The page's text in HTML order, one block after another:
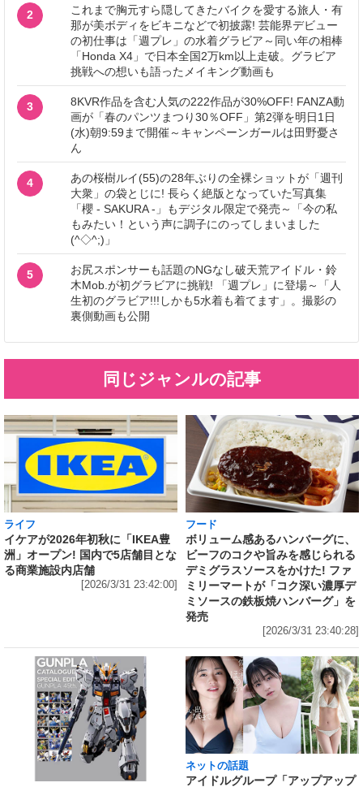
2
これまで胸元すら隠してきたバイクを愛する旅人・有
那が美ボディをビキニなどで初披露! 芸能界デビュー
の初仕事は「週プレ」の水着グラビア～同い年の相棒
「Honda X4」で日本全国2万km以上走破。グラビア
挑戦への想いも語ったメイキング動画も
3
8KVR作品を含む人気の222作品が30%OFF! FANZA動
画が「春のパンツまつり30％OFF」第2弾を明日1日
(水)朝9:59まで開催～キャンペーンガールは田野憂さ
ん
4
あの桜樹ルイ(55)の28年ぶりの全裸ショットが「週刊
大衆」の袋とじに! 長らく絶版となっていた写真集
「櫻 - SAKURA -」もデジタル限定で発売～「今の私
もみたい！という声に調子にのってしまいました
(^◇^;)」
5
お尻スポンサーも話題のNGなし破天荒アイドル・鈴
木Mob.が初グラビアに挑戦! 「週プレ」に登場～「人
生初のグラビア!!!しかも5水着も着てます」。撮影の
裏側動画も公開
同じジャンルの記事
ライフ
イケアが2026年初秋に「IKEA豊
洲」オープン! 国内で5店舗目とな
る商業施設内店舗
[2026/3/31 23:42:00]
フード
ボリューム感あるハンバーグに、
ビーフのコクや旨みを感じられる
デミグラスソースをかけた! ファ
ミリーマートが「コク深い濃厚デ
ミソースの鉄板焼ハンバーグ」を
発売
[2026/3/31 23:40:28]
ネットの話題
アイドルグループ「アップアップ